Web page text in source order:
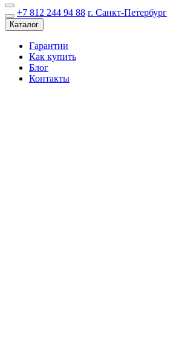
+7 812 244 94 88 г. Санкт-Петербург
Каталог
Гарантии
Как купить
Блог
Контакты